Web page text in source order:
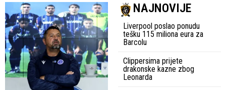
NAJNOVIJE
Liverpool poslao ponudu
tešku 115 miliona eura za
Barcolu
Clippersima prijete
drakonske kazne zbog
Leonarda